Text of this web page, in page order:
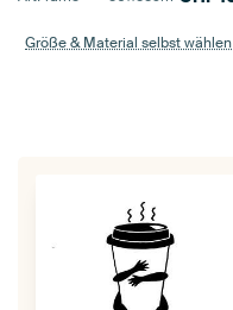
Größe & Material selbst wählen